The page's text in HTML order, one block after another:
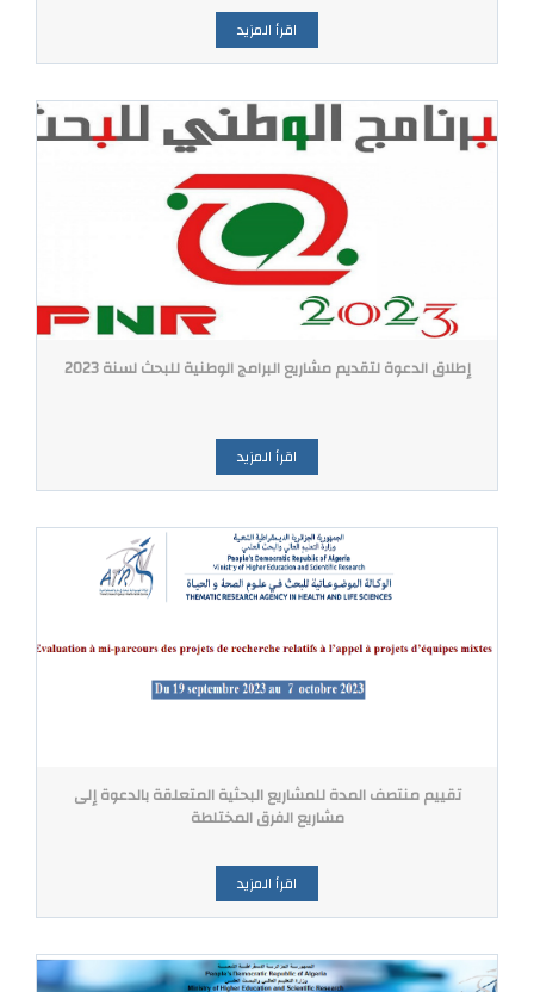
اقرأ المزيد
إطلاق الدعوة لتقديم مشاريع البرامج الوطنية للبحث لسنة 2023
اقرأ المزيد
تقييم منتصف المدة للمشاريع البحثية المتعلقة بالدعوة إلى
مشاريع الفرق المختلطة
اقرأ المزيد